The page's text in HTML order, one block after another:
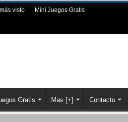
visto Mini Juegos Gratis
Gratis Mas [+] Contacto